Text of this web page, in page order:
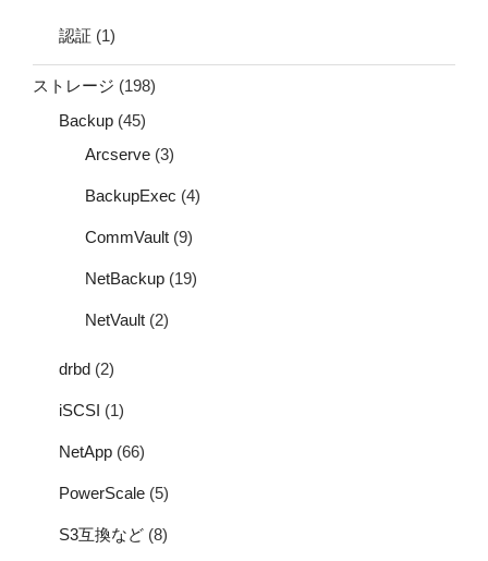
認証 (1)
ストレージ (198)
Backup (45)
Arcserve (3)
BackupExec (4)
CommVault (9)
NetBackup (19)
NetVault (2)
drbd (2)
iSCSI (1)
NetApp (66)
PowerScale (5)
S3互換など (8)